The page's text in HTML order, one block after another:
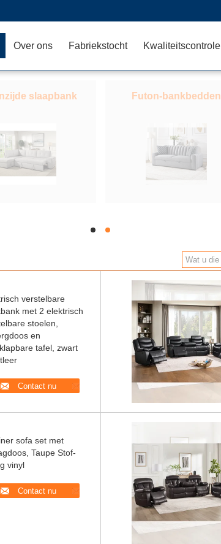
Over ons Fabriekstocht Kwaliteitscontrole
slaapbank Futon-bankbedden
hd hd
verstelbare
met 2 elektrisch
stoelen,
en
tafel, zwart
Contact nu
sofa set met
Taupe Stof-
vinyl
Contact nu